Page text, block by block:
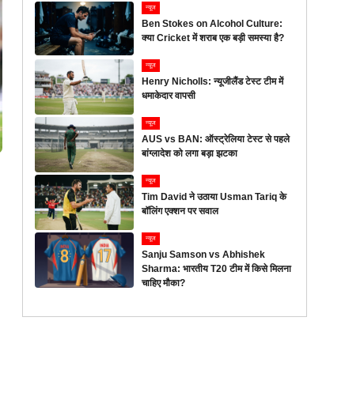
न्यूज
Ben Stokes on Alcohol Culture:
क्या Cricket में शराब एक बड़ी समस्या है?
न्यूज
Henry Nicholls: न्यूजीलैंड टेस्ट टीम में
धमाकेदार वापसी
न्यूज
AUS vs BAN: ऑस्ट्रेलिया टेस्ट से पहले
बांग्लादेश को लगा बड़ा झटका
न्यूज
Tim David ने उठाया Usman Tariq के
बॉलिंग एक्शन पर सवाल
न्यूज
Sanju Samson vs Abhishek
Sharma: भारतीय T20 टीम में किसे मिलना
चाहिए मौका?